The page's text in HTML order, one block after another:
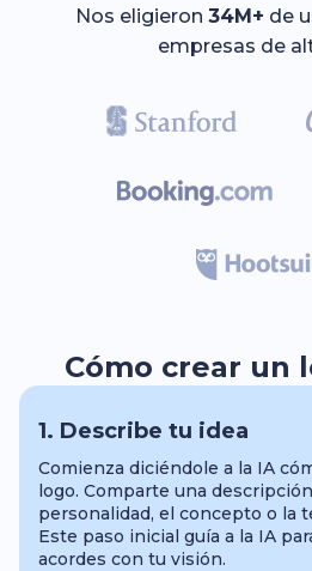
Nos eligieron 34M+ de
empresas de
Cómo crear un
1. Describe tu idea
Comienza diciéndole a la IA
logo. Comparte una
personalidad, el concepto o la
Este paso inicial guía a la IA
acordes con tu visión.